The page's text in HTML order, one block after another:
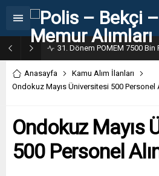
Anasayfa
Kamu Alım İlanları
Ondokuz Mayıs Üniversitesi 500 Personel
Ondokuz Mayıs
500 Personel